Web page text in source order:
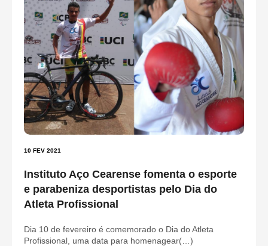
10 FEV 2021
Instituto Aço Cearense fomenta o esporte
e parabeniza desportistas pelo Dia do
Atleta Profissional
Dia 10 de fevereiro é comemorado o Dia do Atleta
Profissional, uma data para homenagear(…)